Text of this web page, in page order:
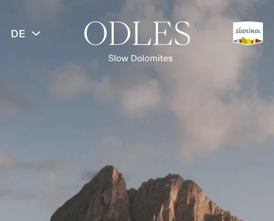
DE
Sommer